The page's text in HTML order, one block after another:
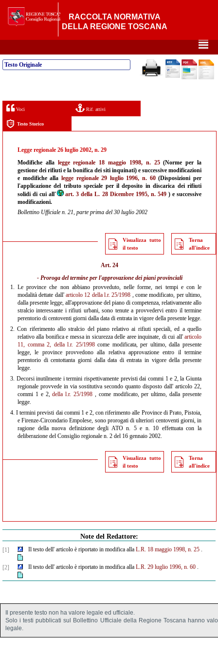
RACCOLTA NORMATIVA
DELLA REGIONE TOSCANA
²
Testo Originale
Voci Rif. attivi
Testo Storico
Legge regionale 26 luglio 2002, n. 29
Modifiche alla legge regionale 18 maggio 1998, n. 25(Norme per la
gestione dei rifiuti e la bonifica dei siti inquinati) e successive modificazioni
e modifiche alla legge regionale 29 luglio 1996, n. 60(Disposizioni per
l'applicazione del tributo speciale per il deposito in discarica dei rifiuti
solidi di cui all'
art. 3 della L. 28 Dicembre 1995, n. 549) e successive
modificazioni.
Bollettino Ufficiale n. 21, parte prima del 30 luglio 2002
Visualizza tutto
il testo
Torna
all'indice
Art. 24
- Proroga del termine per l'approvazione dei piani provinciali
1.Le province che non abbiano provveduto, nelle forme, nei tempi e con le
modalità dettate dall' articolo 12 della l.r. 25/1998 , come modificato, per ultimo,
dalla presente legge, all'approvazione del piano di competenza, relativamente allo
stralcio interessante i rifiuti urbani, sono tenute a provvedervi entro il termine
perentorio di centoventi giorni dalla data di entrata in vigore della presente legge.
2.Con riferimento allo stralcio del piano relativo ai rifiuti speciali, ed a quello
relativo alla bonifica e messa in sicurezza delle aree inquinate, di cui all' articolo
11, comma 2, della l.r. 25/1998come modificata, per ultimo, dalla presente
legge, le province provvedono alla relativa approvazione entro il termine
perentorio di centottanta giorni dalla data di entrata in vigore della presente
legge.
3. Decorsi inutilmente i termini rispettivamente previsti dai commi 1 e 2, la Giunta
regionale provvede in via sostitutiva secondo quanto disposto dall' articolo 22,
commi 1 e 2,della l.r. 25/1998 , come modificato, per ultimo, dalla presente
legge.
4.I termini previsti dai commi 1 e 2, con riferimento alle Province di Prato, Pistoia,
e Firenze-Circondario Empolese, sono prorogati di ulteriori centoventi giorni, in
ragione della nuova definizione degli ATO n. 5 e n. 10 effettuata con la
deliberazione del Consiglio regionale n. 2 del 16 gennaio 2002.
Visualizza tutto
il testo
Torna
all'indice
Note del Redattore:
[1] Il testo dell' articolo è riportato in modifica alla L.R. 18 maggio 1998, n. 25.
[2] Il testo dell' articolo è riportato in modifica alla L.R. 29 luglio 1996, n. 60.
Il presente testo non ha valore legale ed ufficiale.
Solo i testi pubblicati sul Bollettino Ufficiale della Regione Toscana hanno
legale.